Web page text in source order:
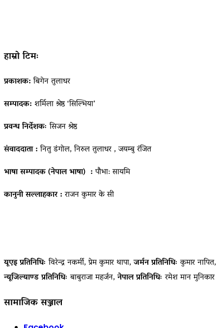
हाम्रो टिमः
प्रकाशक:बिगेन तुलाधर
सम्पादक: शर्मिला श्रेष्ठ ‘सिल्भिया’
प्रवन्ध निर्देशकःसिजन श्रेष्ठ
संवाददाता :नितु डंगोल, निरुल तुलाधर , जयम्बु रंजित
भाषा सम्पादक (नेपाल भाषा) :पौभा: सायमि
कानुनी सल्लाहकार :राजन कुमार के सी
यूएइ प्रतिनिधिः विरेन्द्र नकर्मी, प्रेम कुमार थापा,जर्मन प्रतिनिधिः कुमार नापित,
न्यूजिल्याण्ड प्रतिनिधिः बाबुराजा महर्जन,नेपाल प्रतिनिधिः रमेश मान मुनिकार
सामाजिक सञ्जाल